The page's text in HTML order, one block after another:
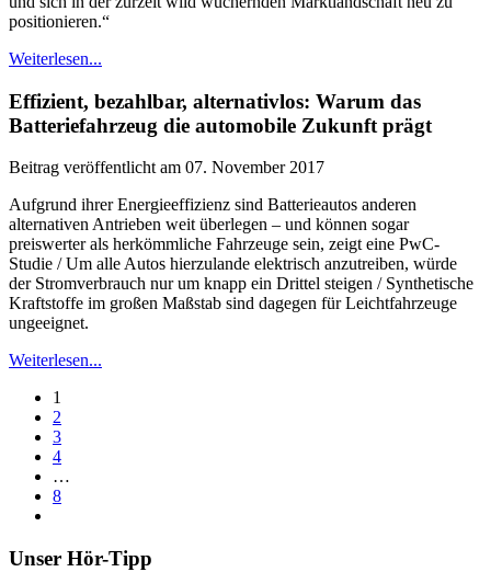
positionieren.“
Weiterlesen...
Effizient, bezahlbar, alternativlos: Warum das
Batteriefahrzeug die automobile Zukunft prägt
Beitrag veröffentlicht am 07. November 2017
Aufgrund ihrer Energieeffizienz sind Batterieautos anderen
alternativen Antrieben weit überlegen – und können sogar
preiswerter als herkömmliche Fahrzeuge sein, zeigt eine PwC-
Studie / Um alle Autos hierzulande elektrisch anzutreiben, würde
der Stromverbrauch nur um knapp ein Drittel steigen / Synthetische
Kraftstoffe im großen Maßstab sind dagegen für Leichtfahrzeuge
ungeeignet.
Weiterlesen...
1
2
3
4
…
8
Unser Hör-Tipp